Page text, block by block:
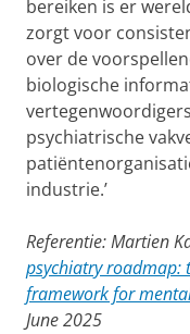
bereiken is er
zorgt voor
over de
biologische
psychiatrische
industrie.’
Referentie: Martien
psychiatry roadmap:
framework for
June 2025